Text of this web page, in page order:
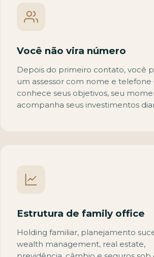
Você não vira número
Depois do primeiro contato, você
um assessor com nome e
conhece seus objetivos, seu
acompanha seus investimentos
Estrutura de family office
Holding familiar, planejamento
wealth management, real estate,